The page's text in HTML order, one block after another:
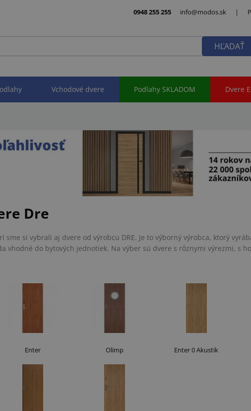
0948 255 255 info@modos.sk |
HĽADAŤ
Vchodové dvere Podlahy SKLADOM Dvere
Dre
sme si vybrali aj dvere od výrobcu DRE. Je to výborný výrobca, ktorý
vhodné do bytových jednotiek. Na výber sú dvere s rôznymi výrezmi, s
Enter Olimp Enter 0 Akustik